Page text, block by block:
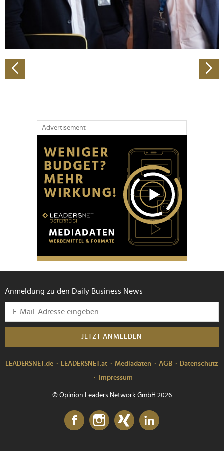
personalisieren, Funktionen für soziale Medien anbieten
zu können und die Zugriffe auf unsere Website zu
analysieren. Außerdem geben wir Informationen zu Ihrer
Verwendung unserer Website an unsere Partner für
Partner führen diese Informationen möglicherweise mit
weiteren Daten zusammen, die Sie ihnen bereitgestellt
Advertisement
Anmeldung zu den Daily Business News
JETZT ANMELDEN
LEADERSNET.de LEADERSNET.at Mediadaten AGB
Datenschutz
Impressum
© Opinion Leaders Network GmbH 2026